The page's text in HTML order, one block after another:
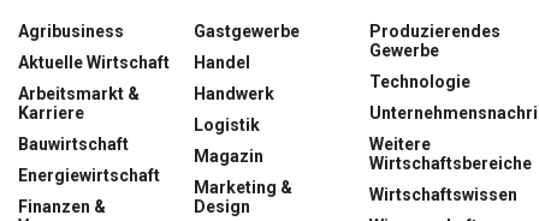
Agribusiness
Aktuelle Wirtschaft
Arbeitsmarkt &
Karriere
Bauwirtschaft
Energiewirtschaft
Finanzen &
Gastgewerbe
Handel
Handwerk
Logistik
Magazin
Marketing &
Design
Produzierendes
Gewerbe
Technologie
Weitere
Wirtschaftsbereiche
Wirtschaftswissen